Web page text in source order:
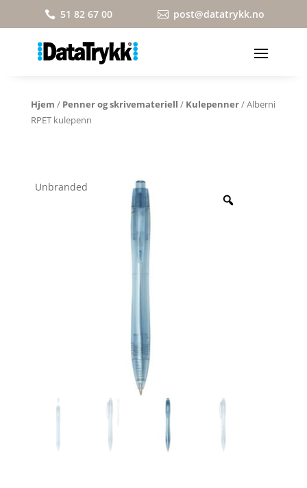
 51 82 67 00  post@datatrykk.no
Hjem / Penner og skrivemateriell / Kulepenner/ Alberni
RPET kulepenn
Unbranded